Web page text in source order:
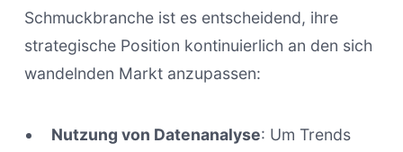
Schmuckbranche ist es entscheidend, ihre
strategische Position kontinuierlich an den sich
wandelnden Markt anzupassen:
Nutzung von Datenanalyse: Um Trends